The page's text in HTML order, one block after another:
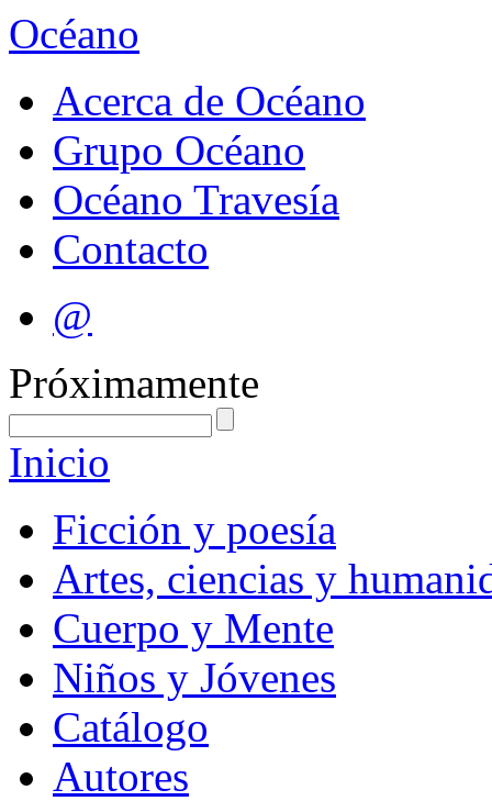
Océano
Acerca de Océano
Grupo Océano
Océano Travesía
Contacto
@
Próximamente
Inicio
Ficción y poesía
Artes, ciencias y
Cuerpo y Mente
Niños y Jóvenes
Catálogo
Autores